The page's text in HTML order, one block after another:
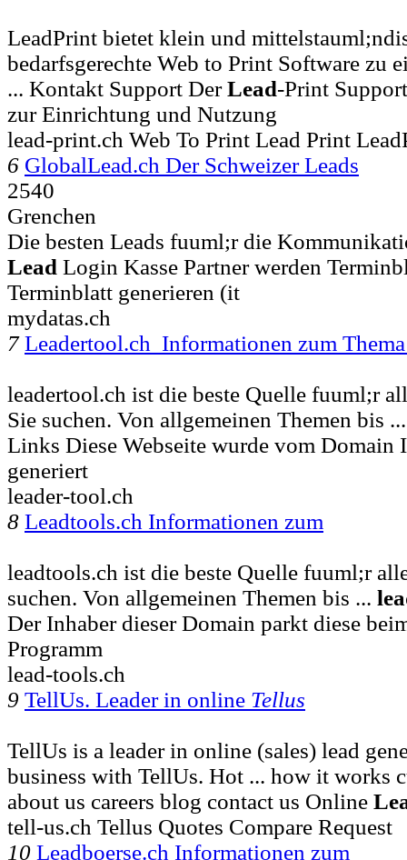
LeadPrint bietet klein und
bedarfsgerechte Web to Print Software zu
... Kontakt Support DerLead-Print
zur Einrichtung und Nutzung
lead-print.ch Web To Print Lead Print
6 GlobalLead.ch Der Schweizer Leads
2540
Grenchen
Die besten Leads fuuml;r die
Lead Login Kasse Partner werden
Terminblatt generieren (it
mydatas.ch
7 Leadertool.ch Informationen zum
leadertool.ch ist die beste Quelle fuuml;r
Sie suchen. Von allgemeinen Themen bis
Links Diese Webseite wurde vom Domain
generiert
leader-tool.ch
8 Leadtools.ch Informationen zum
leadtools.ch ist die beste Quelle fuuml;r
suchen. Von allgemeinen Themen bis ...
Der Inhaber dieser Domain parkt diese
Programm
lead-tools.ch
9 TellUs. Leader in online Tellus
TellUs is a leader in online (sales) lead
business with TellUs. Hot ... how it works
about us careers blog contact us Online
tell-us.ch Tellus Quotes Compare Request
10 Leadboerse.ch Informationen zum